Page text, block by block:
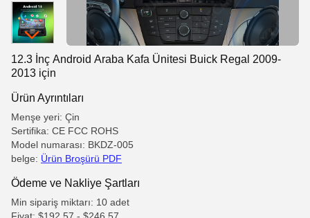
12.3 İnç Android Araba Kafa Ünitesi Buick Regal 2009-
2013 için
Ürün Ayrıntıları
Menşe yeri: Çin
Sertifika: CE FCC ROHS
Model numarası: BKDZ-005
belge: Ürün Broşürü PDF
Ödeme ve Nakliye Şartları
Min sipariş miktarı: 10 adet